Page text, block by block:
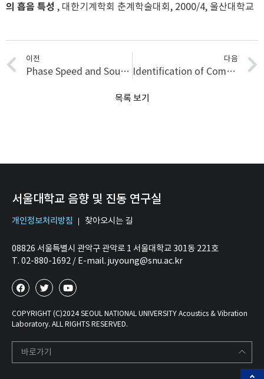
의 흡음 특성 , 대한기계학회 춘계학술대회, 2000/4, 울산대학교
이전
Phase Speed and Sound Attenuation in Foam-Lined Ducts
다음
Identification of Complex Dispersion Relation in Cylindrical, Foam-Lined Ducts
목록 보기
서울대학교 음향 및 진동 연구실
개인정보처리방침 찾아오시는 길
08826 서울특별시 관악구 관악로 1 서울대학교 301동 221호
T. 02-880-1692 / E-mail. juyoung@snu.ac.kr
COPYRIGHT (C)2024 SEOUL NATIONAL UNIVERSITY Acoustics & Vibration
Laboratory. ALL RIGHTS RESERVED.
바로가기